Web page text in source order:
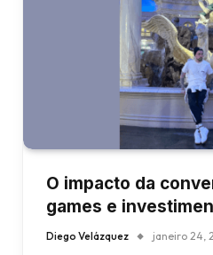
O impacto da
games e
Diego Velázquez janeiro 24,